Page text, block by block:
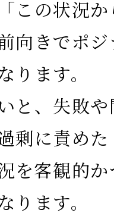
この状況
向きでポ
ります。
と、失敗
剰に責め
を客観的
ります。